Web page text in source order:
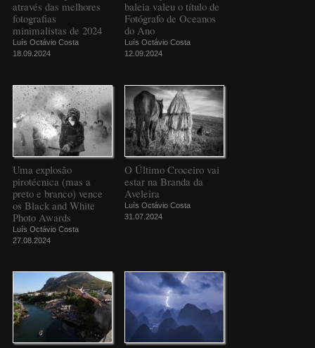
através das melhores
fotografias
minimalistas de 2024
Luís Octávio Costa
18.09.2024
baleia valeu o título de
Fotógrafo de Oceanos
do Ano
Luís Octávio Costa
12.09.2024
Uma explosão
pirotécnica (mas a
preto e branco) vence
os Black and White
Photo Awards
Luís Octávio Costa
27.08.2024
O Último Croceiro vai
estar na Branda da
Aveleira
Luís Octávio Costa
31.07.2024